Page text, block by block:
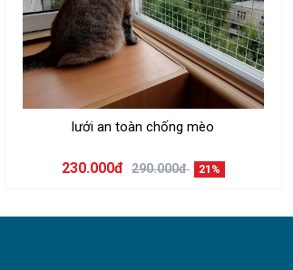
lưới an toàn chống mèo
230.000đ 290.000đ 21%